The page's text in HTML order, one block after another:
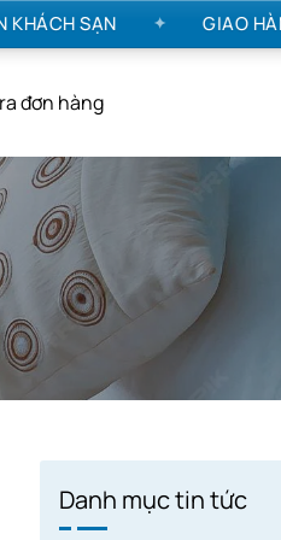
SẠN GIAO
đơn hàng
Danh mục tin tức